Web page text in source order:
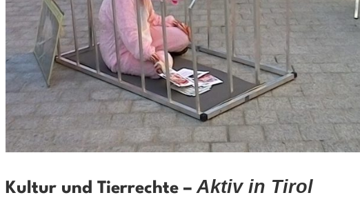
Kultur und Tierrechte –Aktiv in Tirol